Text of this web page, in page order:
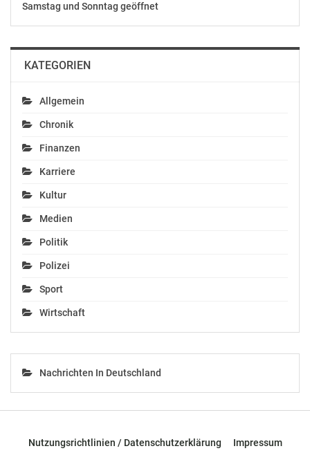
Kolba: Cannabis in der
Medizin – rasche
Liberalisierung oder
Verschleppung?
In "Politik"
VSV/Kolba: Cannabis in
der Medizin – Allianz
Kolba:
Sozialversicherung:
Versicherte erwarten
April 28, 2018
Samstag und Sonntag geöffnet
KATEGORIEN
Allgemein
Chronik
Finanzen
Karriere
Kultur
Medien
Politik
Polizei
Sport
Wirtschaft
Nachrichten In Deutschland
Nutzungsrichtlinien / Datenschutzerklärung Impressum